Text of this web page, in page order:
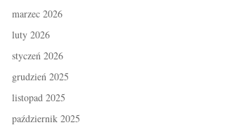
marzec 2026
luty 2026
styczeń 2026
grudzień 2025
listopad 2025
październik 2025